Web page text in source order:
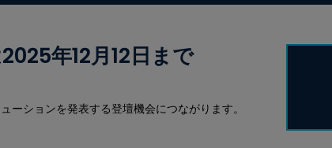
年12月12日まで
ションを発表する登壇機会につながります。